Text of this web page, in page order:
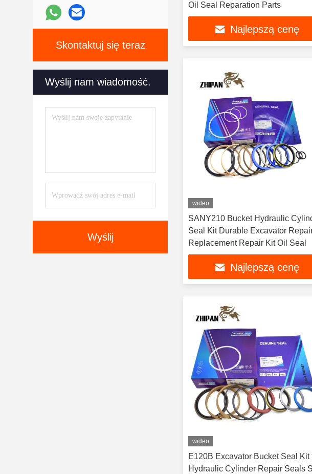
Wysięgnika
(15)Skontaktuj się teraz
Wyślij nam wiadomość.
Wyślij
Oil Seal Reparation Parts
Najlepszą cenę
wideo
SANY210 Bucket Hydraulic
Seal Kit Durable Excavator Repair
Replacement Repair Kit Oil Seal
Najlepszą cenę
wideo
E120B Excavator Bucket Seal Kit
Hydraulic Cylinder Repair Seals